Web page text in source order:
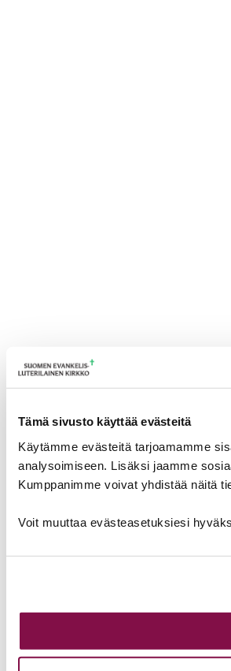
Tämä sivusto käyttää evästeitä
Käytämme evästeitä tarjoamamme
analysoimiseen. Lisäksi jaamme
Kumppanimme voivat yhdistää näitä
Voit muuttaa evästeasetuksiesi